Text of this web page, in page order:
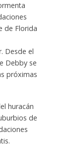
de Florida
Desde el
Debby se
próximas
huracán
de